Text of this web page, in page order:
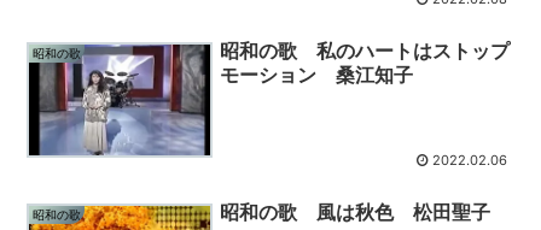
昭和の歌
昭和の歌 私のハートはストップ
モーション 桑江知子
2022.02.06
昭和の歌 昭和の歌 風は秋色 松田聖子